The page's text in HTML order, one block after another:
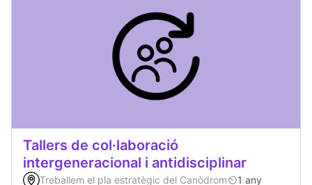
Tallers de col·laboració
intergeneracional i antidisciplinar
Treballem el pla estratègic del Canòdrom
1 any